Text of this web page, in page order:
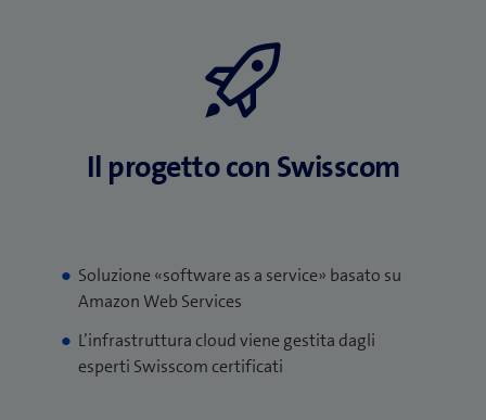
Il progetto con Swisscom
Soluzione «software as a service» basato su
Amazon Web Services
L’infrastruttura cloud viene gestita dagli
esperti Swisscom certificati